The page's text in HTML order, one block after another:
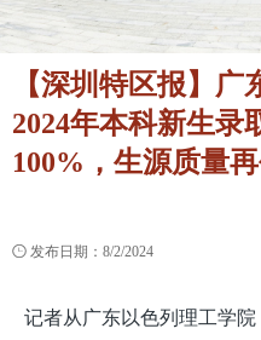
【深圳特区报】
2024年本科新生录
100%，生源质量
 发布日期：8/2/2024
记者从广东以色列理工学